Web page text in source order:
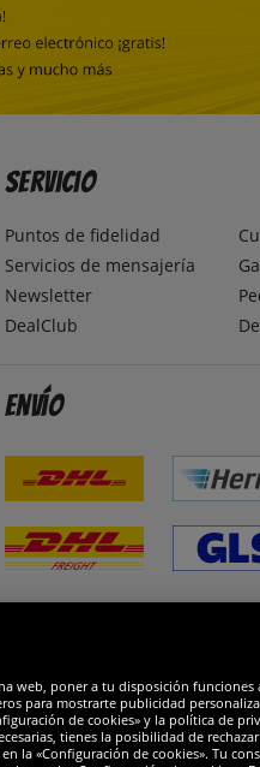
Servicio
Puntos de fidelidad
Servicios de mensajería
Newsletter
DealClub
Envío
web, poner a tu disposición
para mostrarte publicidad
de cookies» y la política de
tienes la posibilidad de
la «Configuración de cookies». Tu